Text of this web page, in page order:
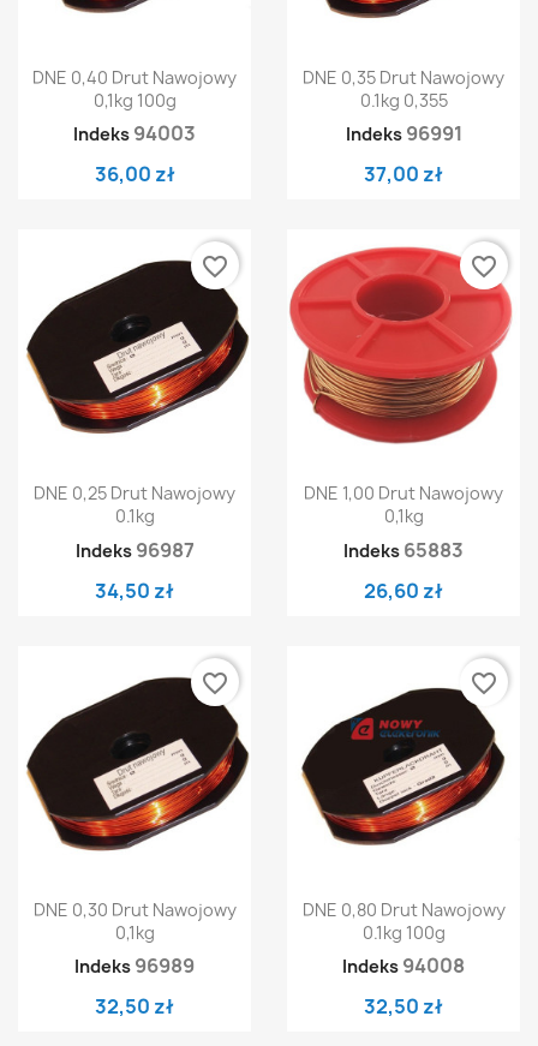
DNE 0,40 Drut Nawojowy
0,1kg 100g
Indeks 94003
36,00 zł
DNE 0,35 Drut Nawojowy
0.1kg 0,355
Indeks 96991
37,00 zł
DNE 0,25 Drut Nawojowy
0.1kg
Indeks 96987
34,50 zł
favorite_border
DNE 1,00 Drut Nawojowy
0,1kg
Indeks 65883
26,60 zł
favorite_border
DNE 0,30 Drut Nawojowy
0,1kg
Indeks 96989
32,50 zł
favorite_border
DNE 0,80 Drut Nawojowy
0.1kg 100g
Indeks 94008
32,50 zł
favorite_border